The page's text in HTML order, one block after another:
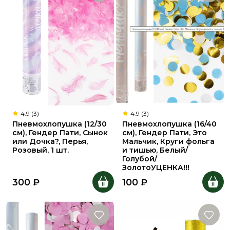
4.9 (3)
Пневмохлопушка (12/30
см), Гендер Пати, Сынок
или Дочка?, Перья,
Розовый, 1 шт.
300 ₽
4.9 (3)
Пневмохлопушка (16/40
см), Гендер Пати, Это
Мальчик, Круги фольга
и тишью, Белый/
Голубой/
ЗолотоУЦЕНКА!!!
100 ₽